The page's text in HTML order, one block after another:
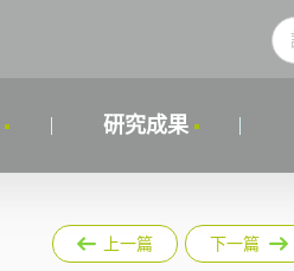
研究成果
上一篇 下一篇